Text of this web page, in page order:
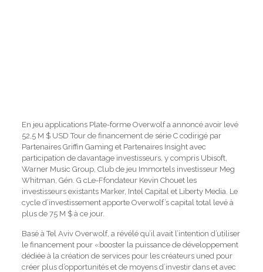
En jeu applicationsPlate-forme Overwolfa annoncé avoir levé
52,5 M $USD Tour de financement de série Ccodirigé par
Partenaires Griffin Gaming et Partenaires Insight avec
participation de davantage investisseurs, y compris Ubisoft,
Warner Music Group, Club de jeu Immortels investisseur Meg
Whitman, Gén. G cLe-Ffondateur Kevin Chouet les
investisseurs existants Marker, Intel Capital et Liberty Media. Le
cycle d’investissement apporte Overwolf’scapital total levé à
plus de 75 M $ à ce jour.
Basé à Tel Aviv Overwolf, a révélé qu’il avait l’intention d’utiliser
le financement pour « booster la puissance de développement
dédiée à la création de services pour les créateursuned pour
créer plus d’opportunités et de moyens d’investir dans et avec